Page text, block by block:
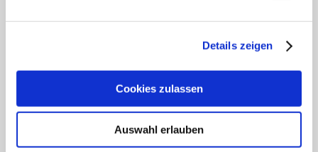
Details zeigen
Cookies zulassen
Auswahl erlauben